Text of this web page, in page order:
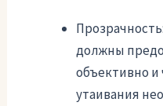
должны
объективно и
утаивания